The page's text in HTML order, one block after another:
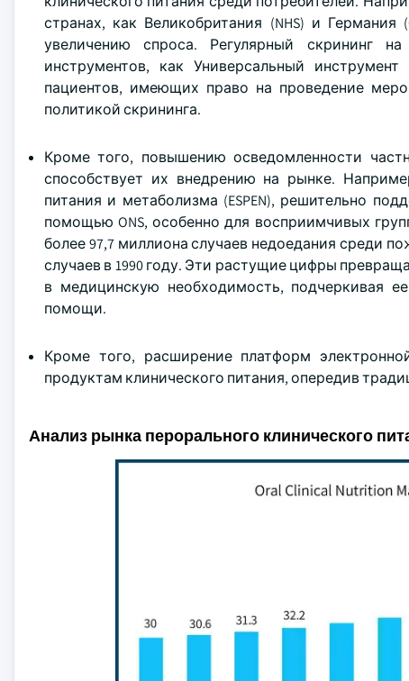
странах, как Великобритания (NHS) и
увеличению спроса. Регулярный скрининг
инструментов, как Универсальный
пациентов, имеющих право на проведение
политикой скрининга.
Кроме того, повышению осведомленности
способствует их внедрению на рынке.
питания и метаболизма (ESPEN), решительно
помощью ONS, особенно для восприимчивых
более 97,7 миллиона случаев недоедания среди
случаев в 1990 году. Эти растущие цифры
в медицинскую необходимость, подчеркивая
помощи.
Кроме того, расширение платформ
продуктам клинического питания, опередив
Анализ рынка перорального клинического